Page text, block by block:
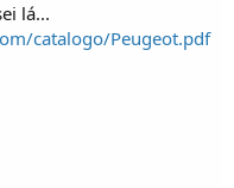
lá...
catalogo/Peugeot.pdf